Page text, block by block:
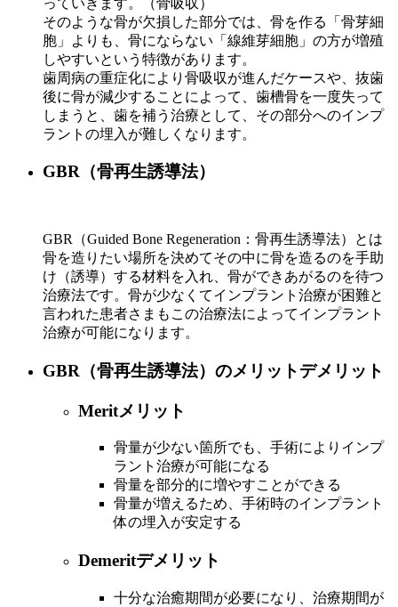
そのような骨が欠損した部分では、骨を作る「骨芽細
胞」よりも、骨にならない「線維芽細胞」の方が増殖
しやすいという特徴があります。
歯周病の重症化により骨吸収が進んだケースや、抜歯
後に骨が減少することによって、歯槽骨を一度失って
しまうと、歯を補う治療として、その部分へのインプ
ラントの埋入が難しくなります。
GBR（骨再生誘導法）
GBR（Guided Bone Regeneration：骨再生誘導法）とは
骨を造りたい場所を決めてその中に骨を造るのを手助
け（誘導）する材料を入れ、骨ができあがるのを待つ
治療法です。骨が少なくてインプラント治療が困難と
言われた患者さまもこの治療法によってインプラント
治療が可能になります。
GBR（骨再生誘導法）のメリットデメリット
Meritメリット
骨量が少ない箇所でも、手術によりインプ
ラント治療が可能になる
骨量を部分的に増やすことができる
骨量が増えるため、手術時のインプラント
体の埋入が安定する
Demeritデメリット
十分な治癒期間が必要になり、治療期間が